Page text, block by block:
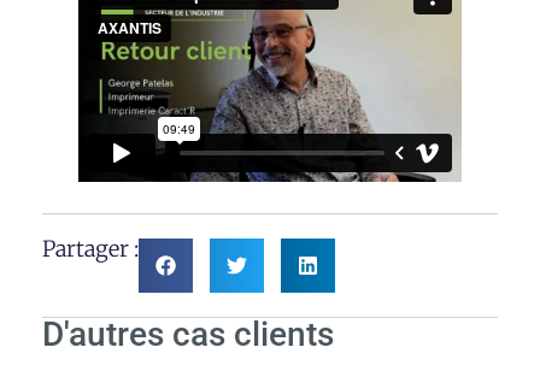
Partager :
D'autres cas clients